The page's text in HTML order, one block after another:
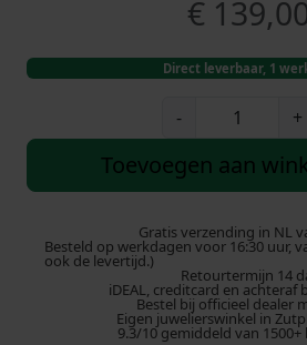
€
Direct leverbaar, 1
-
e
d
e
i
o
+
Toevoegen aan
Gratis verzending in NL
Besteld op werkdagen voor 16:30 uur,
ook de levertijd.)
Retourtermijn 14
iDEAL, creditcard en achteraf
Bestel bij officieel dealer
Eigen juwelierswinkel in
9.3/10 gemiddeld van